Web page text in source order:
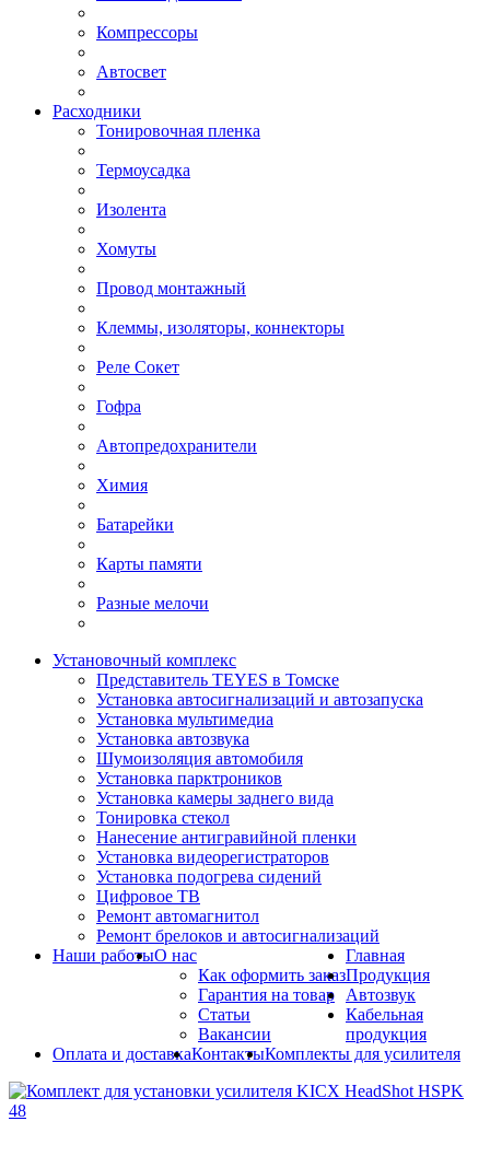
Компрессоры
Автосвет
Расходники
Тонировочная пленка
Термоусадка
Изолента
Хомуты
Провод монтажный
Клеммы, изоляторы, коннекторы
Реле Сокет
Гофра
Автопредохранители
Химия
Батарейки
Карты памяти
Разные мелочи
Установочный комплекс
Представитель TEYES в Томске
Установка автосигнализаций и автозапуска
Установка мультимедиа
Установка автозвука
Шумоизоляция автомобиля
Установка парктроников
Установка камеры заднего вида
Тонировка стекол
Нанесение антигравийной пленки
Установка видеорегистраторов
Установка подогрева сидений
Цифровое ТВ
Ремонт автомагнитол
Ремонт брелоков и автосигнализаций
Наши работыО нас
Как оформить заказ
Гарантия на товар
Статьи
Вакансии
Оплата и доставкаКонтакты
Главная
Продукция
Автозвук
Кабельная
продукция
Комплекты для усилителя